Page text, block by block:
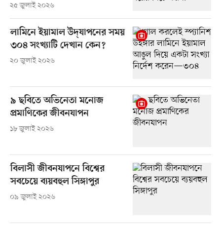
২৫ জুলাই ২০২৬
লামিনে ইয়ামাল উদ্‌যাপনের সময়
৩০৪ সংখ্যাটি দেখান কেন?
২০ জুলাই ২০২৬
৯ ছবিতে অভিনেতা মনোজ
প্রমাণিকের জীবনযাপন
১৮ জুলাই ২০২৬
বিলাসী জীবনযাপনে বিশ্বের
সবচেয়ে ব্যয়বহুল সিঙ্গাপুর
০৯ জুলাই ২০২৬